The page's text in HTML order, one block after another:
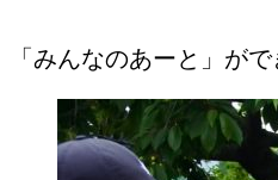
「みんなのあーと」が